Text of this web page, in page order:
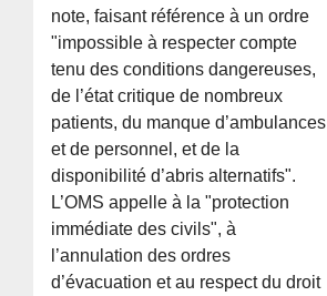
note, faisant référence à un ordre
"impossible à respecter compte
tenu des conditions dangereuses,
de l’état critique de nombreux
patients, du manque d’ambulances
et de personnel, et de la
disponibilité d’abris alternatifs".
L’OMS appelle à la "protection
immédiate des civils", à
l’annulation des ordres
d’évacuation et au respect du droit